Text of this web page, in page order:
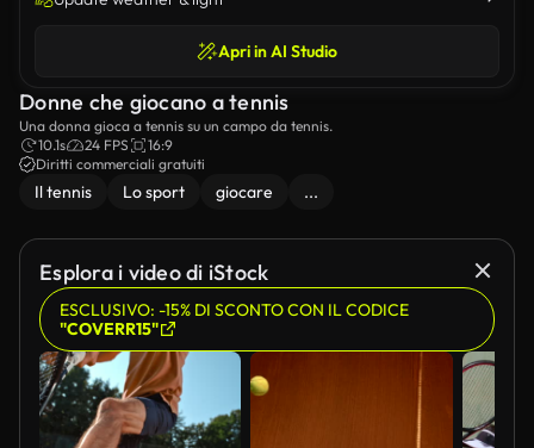
Apri in AI Studio
Donne che giocano a tennis
Una donna gioca a tennis su un campo da tennis.
10.1s
24 FPS
16:9
Diritti commerciali gratuiti
Il tennis Lo sport giocare ...
Esplora i video di iStock
ESCLUSIVO: -15% DI SCONTO CON IL CODICE
"COVERR15"